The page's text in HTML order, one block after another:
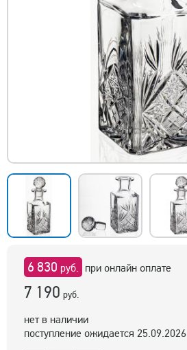
6 830 руб. при онлайн оплате
7 190 руб.
нет в наличии
поступление ожидается 25.09.2026